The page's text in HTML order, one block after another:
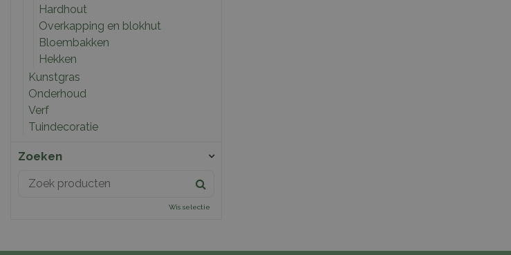
Hardhout
Overkapping en blokhut
Bloembakken
Hekken
Kunstgras
Onderhoud
Verf
Tuindecoratie
Zoeken
Wis selectie